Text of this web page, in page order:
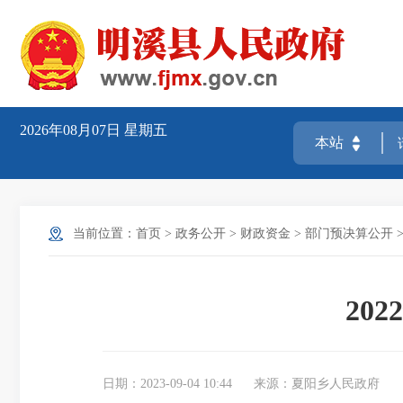
2026年08月07日 星期五
当前位置： 首页 > 政务公开 > 财政资金 > 部门预决算公开
日期：2023-09-04 10:44 来源：夏阳乡人民政府